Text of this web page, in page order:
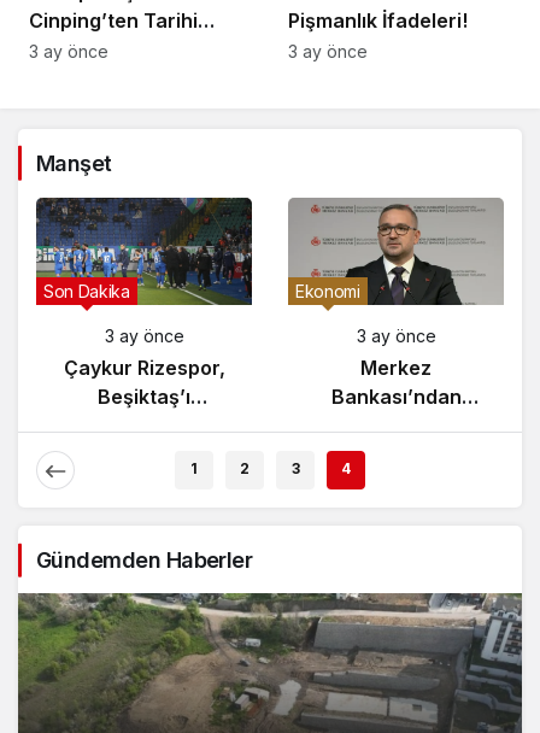
Cinping’ten Tarihi
Ortaklık Mesajı
3 ay önce
Pişmanlık İfadeleri!
3 ay önce
Manşet
Son Dakika
3 ay önce
Çaykur Rizespor,
Beşiktaş’ı
Ağırlıyor!
Ekonomi
3 ay önce
Merkez
Bankası’ndan
Enflasyon Raporu
Açıklaması
1 2 3 4
Gündemden Haberler